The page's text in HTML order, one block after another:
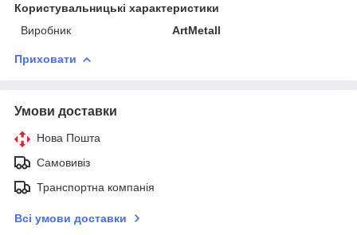
Користувальницькі характеристики
Виробник
ArtMetall
Приховати
Умови доставки
Нова Пошта
Самовивіз
Транспортна компанія
Всі умови доставки